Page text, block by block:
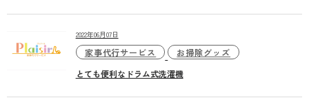
2022年06月07日
家事代行サービス
お掃除グッズ
とても便利なドラム式洗濯機